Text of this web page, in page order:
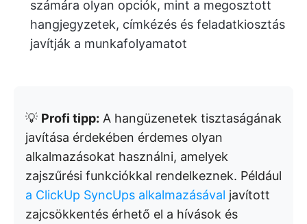
számára olyan opciók, mint a megosztott
hangjegyzetek, címkézés és feladatkiosztás
javítják a munkafolyamatot
💡 Profi tipp: A hangüzenetek tisztaságának
javítása érdekében érdemes olyan
alkalmazásokat használni, amelyek
zajszűrési funkciókkal rendelkeznek. Például
a ClickUp SyncUps alkalmazásával javított
zajcsökkentés érhető el a hívások és